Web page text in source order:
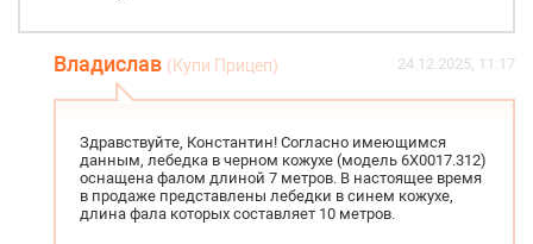
Владислав (Купи Прицеп) 24.12.2025, 11:17
Здравствуйте, Константин! Согласно имеющимся
данным, лебедка в черном кожухе (модель 6X0017.312)
оснащена фалом длиной 7 метров. В настоящее время
в продаже представлены лебедки в синем кожухе,
длина фала которых составляет 10 метров.